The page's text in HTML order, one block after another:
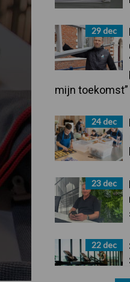
29 dec
mijn toekomst”
24 dec
23 dec
22 dec